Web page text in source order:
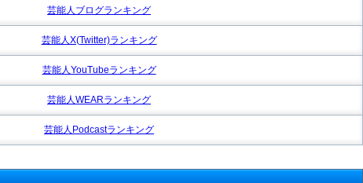
芸能人ブログランキング
芸能人X(Twitter)ランキング
芸能人YouTubeランキング
芸能人WEARランキング
芸能人Podcastランキング